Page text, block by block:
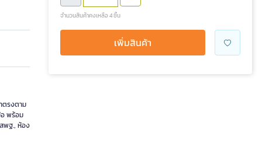
ตรงตาม
อ พร้อม
สพฐ., ห้อง
จำนวนสินค้าคงเหลือ 4 ชิ้น
เพิ่มสินค้า